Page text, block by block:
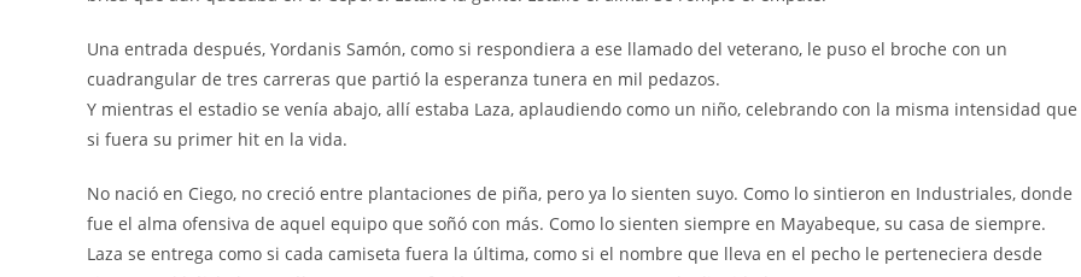
Una entrada después, Yordanis Samón, como si respondiera a ese llamado del veterano, le puso el broche con un
cuadrangular de tres carreras que partió la esperanza tunera en mil pedazos.
Y mientras el estadio se venía abajo, allí estaba Laza, aplaudiendo como un niño, celebrando con la misma intensidad que
si fuera su primer hit en la vida.
No nació en Ciego, no creció entre plantaciones de piña, pero ya lo sienten suyo. Como lo sintieron en Industriales, donde
fue el alma ofensiva de aquel equipo que soñó con más. Como lo sienten siempre en Mayabeque, su casa de siempre.
Laza se entrega como si cada camiseta fuera la última, como si el nombre que lleva en el pecho le perteneciera desde